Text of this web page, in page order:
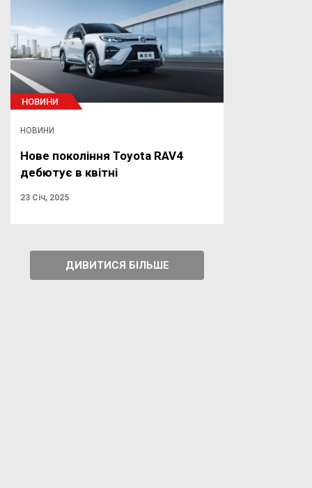
НОВИНИ
НОВИНИ
Нове покоління Toyota RAV4
дебютує в квітні
23 Січ, 2025
ДИВИТИСЯ БІЛЬШЕ